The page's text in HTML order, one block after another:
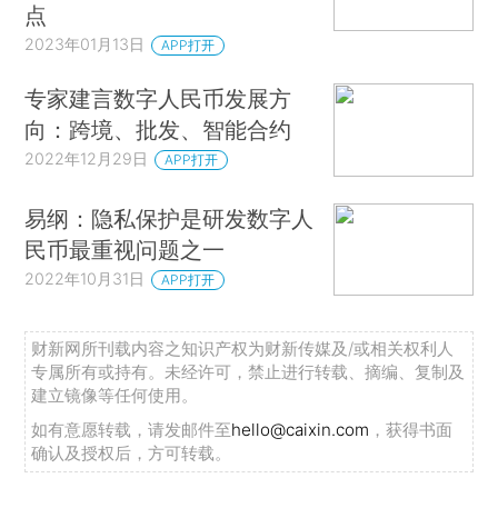
点
2023年01月13日 APP打开
专家建言数字人民币发展方
向：跨境、批发、智能合约
2022年12月29日 APP打开
易纲：隐私保护是研发数字人
民币最重视问题之一
2022年10月31日 APP打开
财新网所刊载内容之知识产权为财新传媒及/或相关权利人
专属所有或持有。未经许可，禁止进行转载、摘编、复制及
建立镜像等任何使用。
如有意愿转载，请发邮件至hello@caixin.com ，获得书面
确认及授权后，方可转载。